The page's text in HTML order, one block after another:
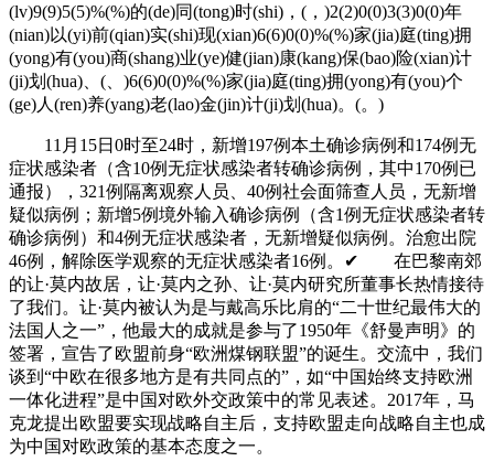
(lv)9(9)5(5)%(%)的(de)同(tong)时(shi)，(，)2(2)0(0)3(3)0(0)年
(nian)以(yi)前(qian)实(shi)现(xian)6(6)0(0)%(%)家(jia)庭(ting)拥
(yong)有(you)商(shang)业(ye)健(jian)康(kang)保(bao)险(xian)计
(ji)划(hua)、(、)6(6)0(0)%(%)家(jia)庭(ting)拥(yong)有(you)个
(ge)人(ren)养(yang)老(lao)金(jin)计(ji)划(hua)。(。)
11月15日0时至24时，新增197例本土确诊病例和174例无
症状感染者（含10例无症状感染者转确诊病例，其中170例已
通报），321例隔离观察人员、40例社会面筛查人员，无新增
疑似病例；新增5例境外输入确诊病例（含1例无症状感染者转
确诊病例）和4例无症状感染者，无新增疑似病例。治愈出院
46例，解除医学观察的无症状感染者16例。✔ 在巴黎南郊
的让·莫内故居，让·莫内之孙、让·莫内研究所董事长热情接待
了我们。让·莫内被认为是与戴高乐比肩的“二十世纪最伟大的
法国人之一”，他最大的成就是参与了1950年《舒曼声明》的
签署，宣告了欧盟前身“欧洲煤钢联盟”的诞生。交流中，我们
谈到“中欧在很多地方是有共同点的”，如“中国始终支持欧洲
一体化进程”是中国对欧外交政策中的常见表述。2017年，马
克龙提出欧盟要实现战略自主后，支持欧盟走向战略自主也成
为中国对欧政策的基本态度之一。